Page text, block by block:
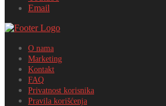
Email
O nama
Marketing
Kontakt
FAQ
Privatnost korisnika
Pravila korišćenja